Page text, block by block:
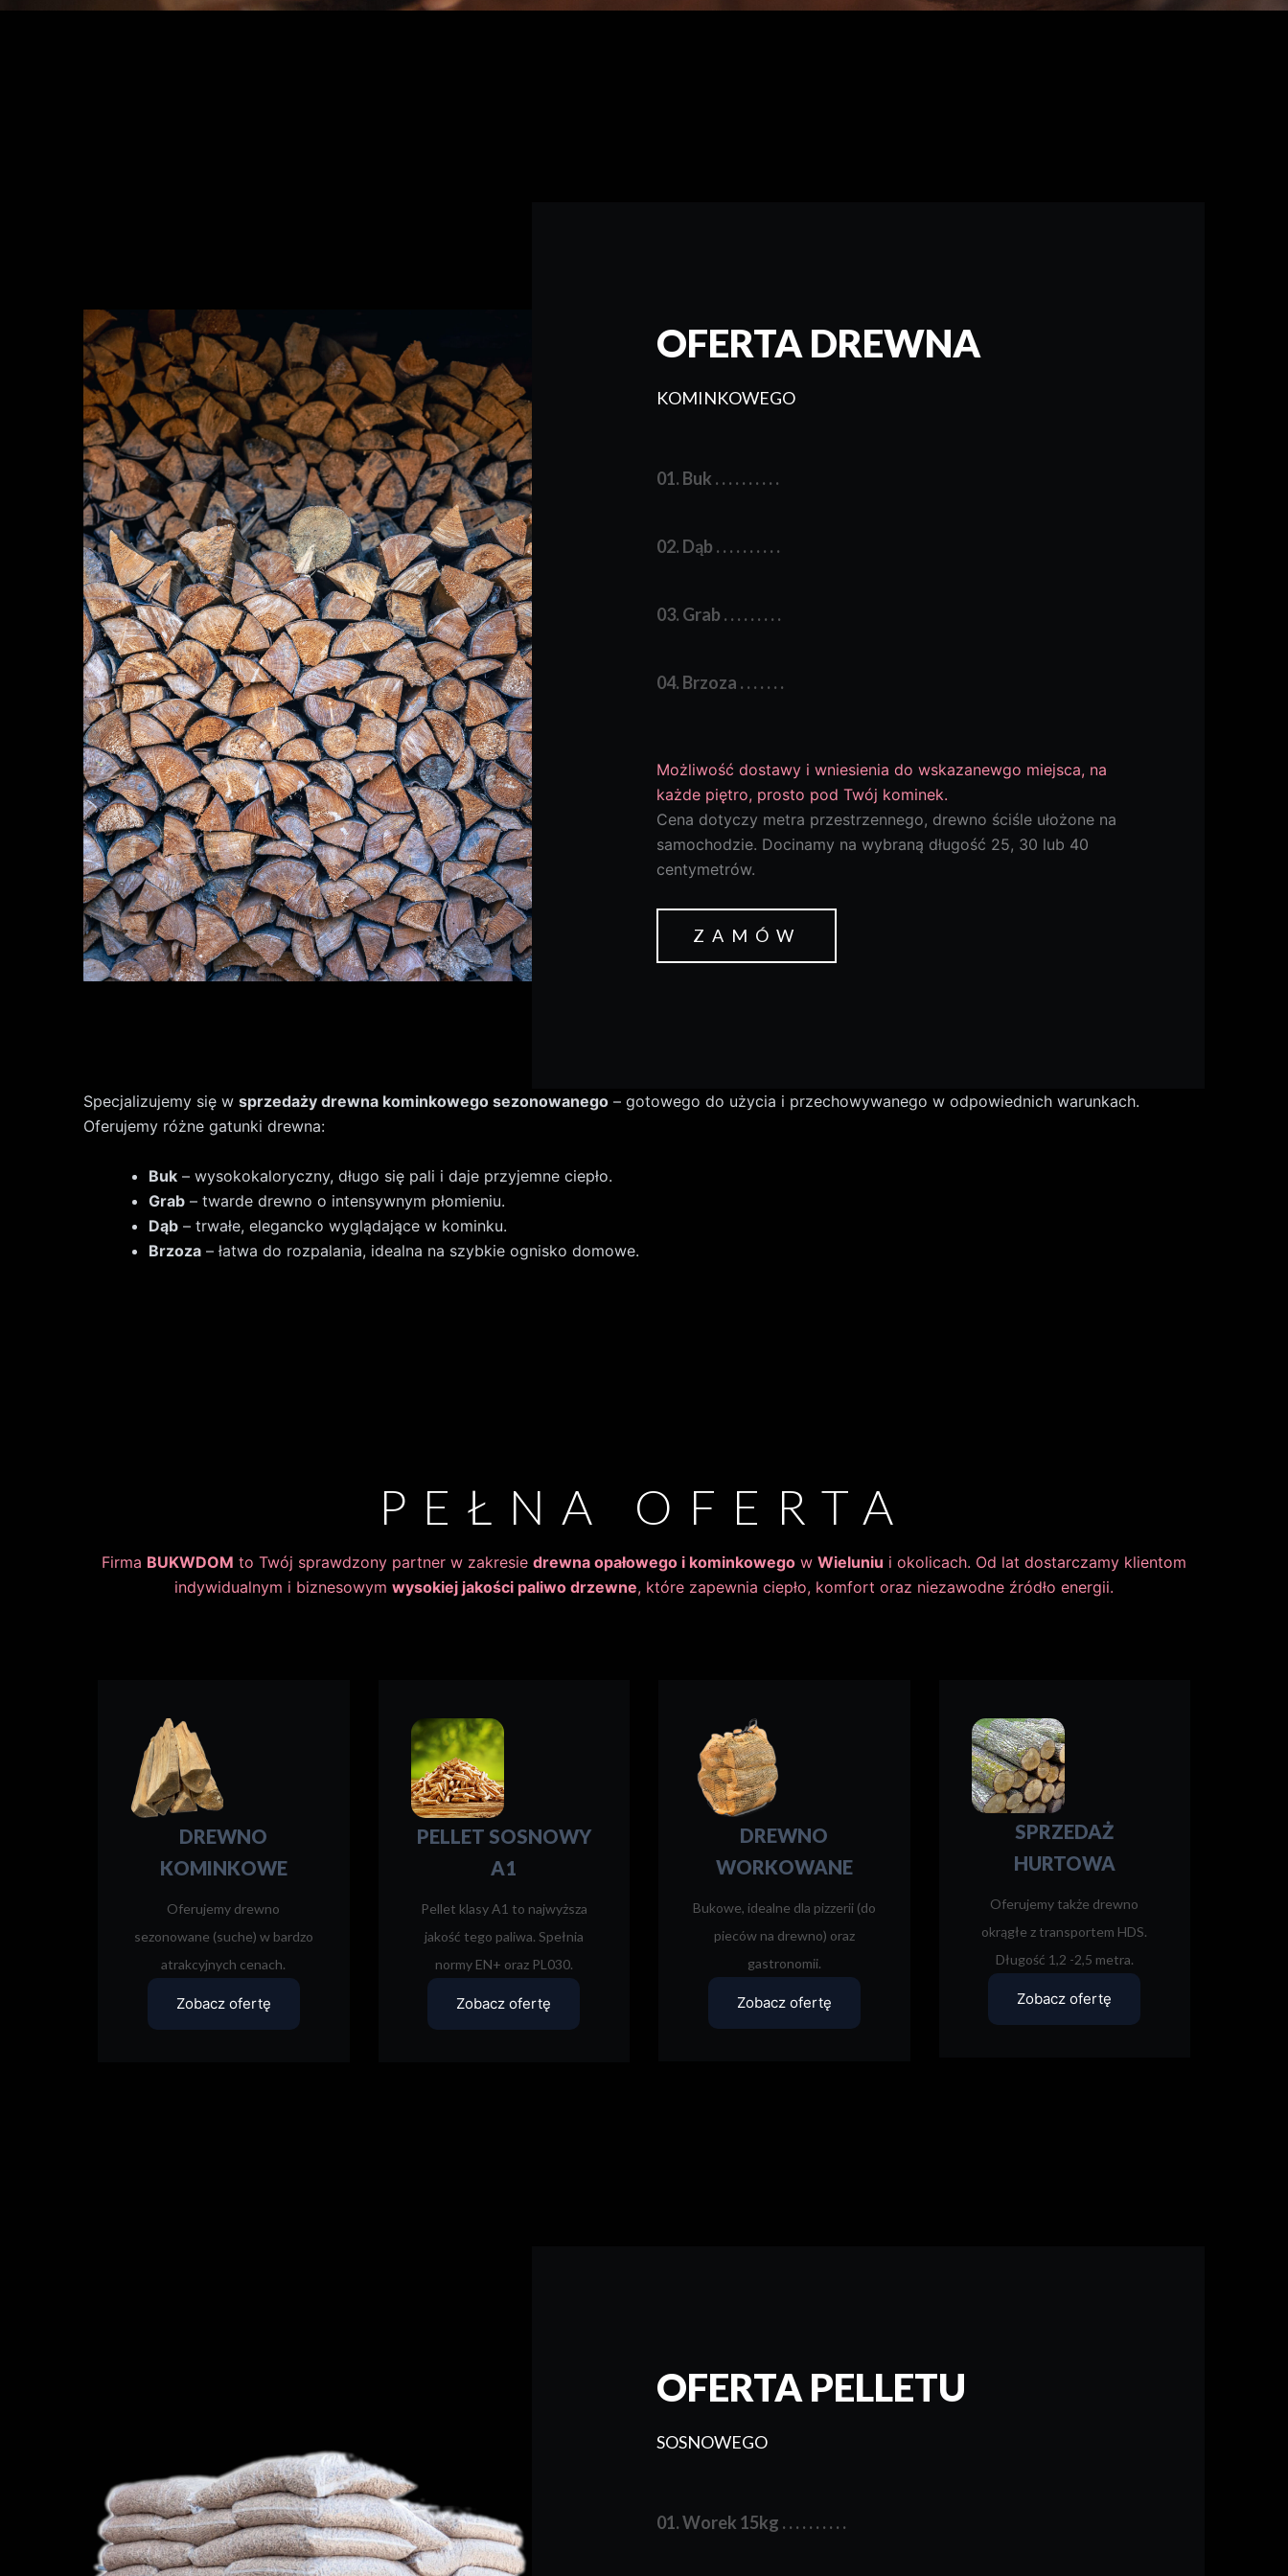
OFERTA DREWNA
KOMINKOWEGO
01. Buk . . . . . . . . . .
02. Dąb . . . . . . . . . .
03. Grab . . . . . . . . .
04. Brzoza . . . . . . .
Możliwość dostawy i wniesienia do wskazanewgo miejsca, na
każde piętro, prosto pod Twój kominek.
Cena dotyczy metra przestrzennego, drewno ściśle ułożone na
samochodzie. Docinamy na wybraną długość 25, 30 lub 40
centymetrów.
ZAMÓW
Specjalizujemy się w sprzedaży drewna kominkowego sezonowanego – gotowego do użycia i przechowywanego w odpowiednich warunkach.
Oferujemy różne gatunki drewna:
Buk – wysokokaloryczny, długo się pali i daje przyjemne ciepło.
Grab – twarde drewno o intensywnym płomieniu.
Dąb – trwałe, elegancko wyglądające w kominku.
Brzoza – łatwa do rozpalania, idealna na szybkie ognisko domowe.
PEŁNA OFERTA
Firma BUKWDOM to Twój sprawdzony partner w zakresie drewna opałowego i kominkowego w Wieluniu i okolicach. Od lat dostarczamy klientom
indywidualnym i biznesowym wysokiej jakości paliwo drzewne, które zapewnia ciepło, komfort oraz niezawodne źródło energii.
DREWNO
KOMINKOWE
Oferujemy drewno
sezonowane (suche) w bardzo
atrakcyjnych cenach.
Zobacz ofertę
PELLET SOSNOWY
A1
Pellet klasy A1 to najwyższa
jakość tego paliwa. Spełnia
normy EN+ oraz PL030.
Zobacz ofertę
DREWNO
WORKOWANE
Bukowe, idealne dla pizzerii (do
pieców na drewno) oraz
gastronomii.
Zobacz ofertę
SPRZEDAŻ
HURTOWA
Oferujemy także drewno
okrągłe z transportem HDS.
Długość 1,2 -2,5 metra.
Zobacz ofertę
OFERTA PELLETU
SOSNOWEGO
01. Worek 15kg . . . . . . . . . .